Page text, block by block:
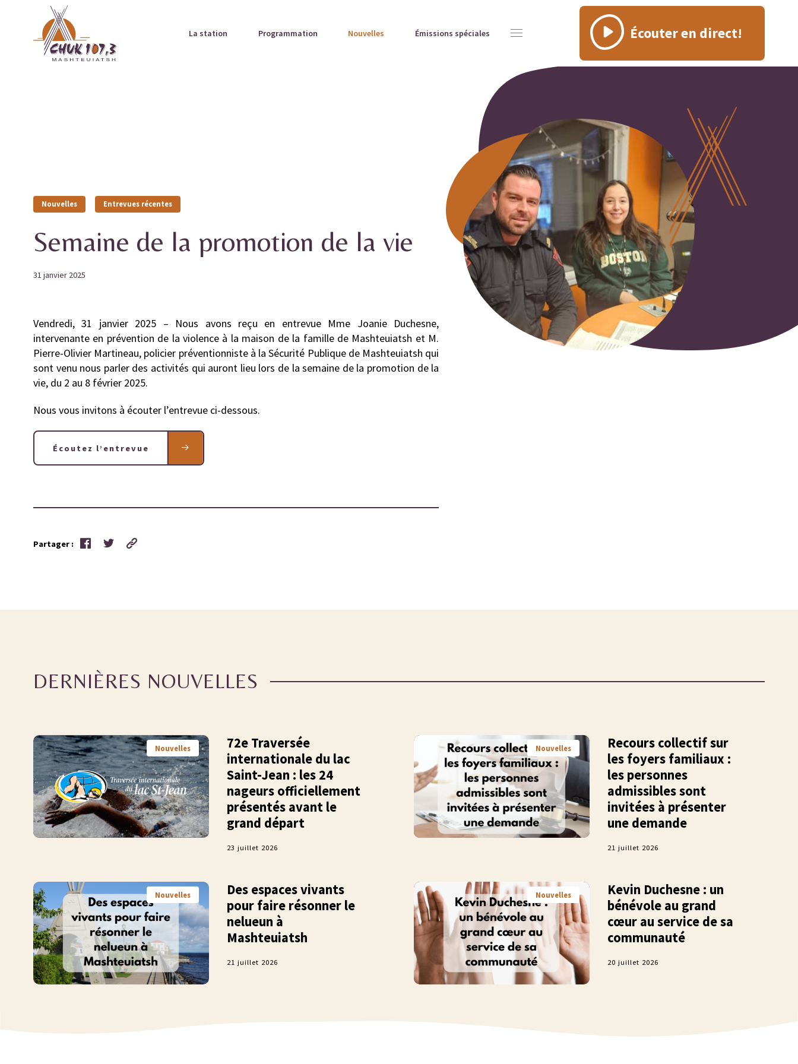
La station Programmation Nouvelles Émissions spéciales Écouter en direct!
Nouvelles Entrevues récentes
Semaine de la promotion de la vie
31 janvier 2025
Vendredi, 31 janvier 2025 – Nous avons reçu en entrevue Mme Joanie Duchesne,
intervenante en prévention de la violence à la maison de la famille de Mashteuiatsh et M.
Pierre-Olivier Martineau, policier préventionniste à la Sécurité Publique de Mashteuiatsh qui
sont venu nous parler des activités qui auront lieu lors de la semaine de la promotion de la
vie, du 2 au 8 février 2025.
Nous vous invitons à écouter l’entrevue ci-dessous.
Écoutez l’entrevue
Partager :
DERNIÈRES NOUVELLES
Nouvelles
72e Traversée
internationale du lac
Saint-Jean : les 24
nageurs officiellement
présentés avant le
grand départ
23 juillet 2026
Nouvelles
Recours collectif sur
les foyers familiaux :
les personnes
admissibles sont
invitées à présenter
une demande
21 juillet 2026
Nouvelles
Des espaces vivants
pour faire résonner le
nelueun à
Mashteuiatsh
21 juillet 2026
Nouvelles
Kevin Duchesne : un
bénévole au grand
cœur au service de sa
communauté
20 juillet 2026